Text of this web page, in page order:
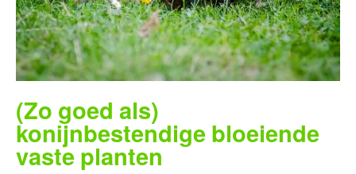
(Zo goed als)
konijnbestendige bloeiende
vaste planten